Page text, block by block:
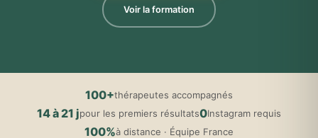
Voir la formation
100+thérapeutes accompagnés
14 à 21 jpour les premiers résultats0Instagram requis
100%à distance · Équipe France